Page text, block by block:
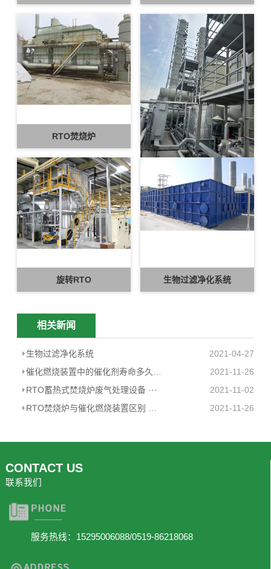
RTO焚烧炉 多晶硅脱盐水装置
旋转RTO 生物过滤净化系统
相关新闻
生物过滤净化系统
2021-04-27
2021-11-26
RTO蓄热式焚烧炉废气处理设备 ···
2021-11-02
2021-11-26
CONTACT US
联系我们
服务热线：15295006088/0519-86218068